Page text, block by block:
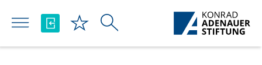
تخطي إلى المحتوى الرئيسي